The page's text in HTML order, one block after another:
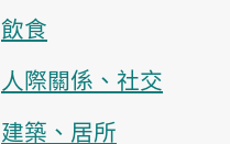
飲食
人際關係、社交
建築、居所